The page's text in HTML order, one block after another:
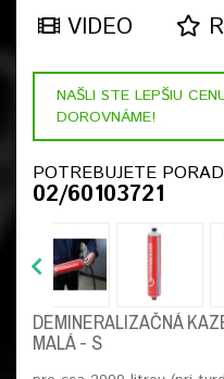
VIDEO
NAŠLI STE LEPŠIU
DOROVNÁME!
POTREBUJETE
02/60103721
DEMINERALIZAČNÁ
MALÁ - S